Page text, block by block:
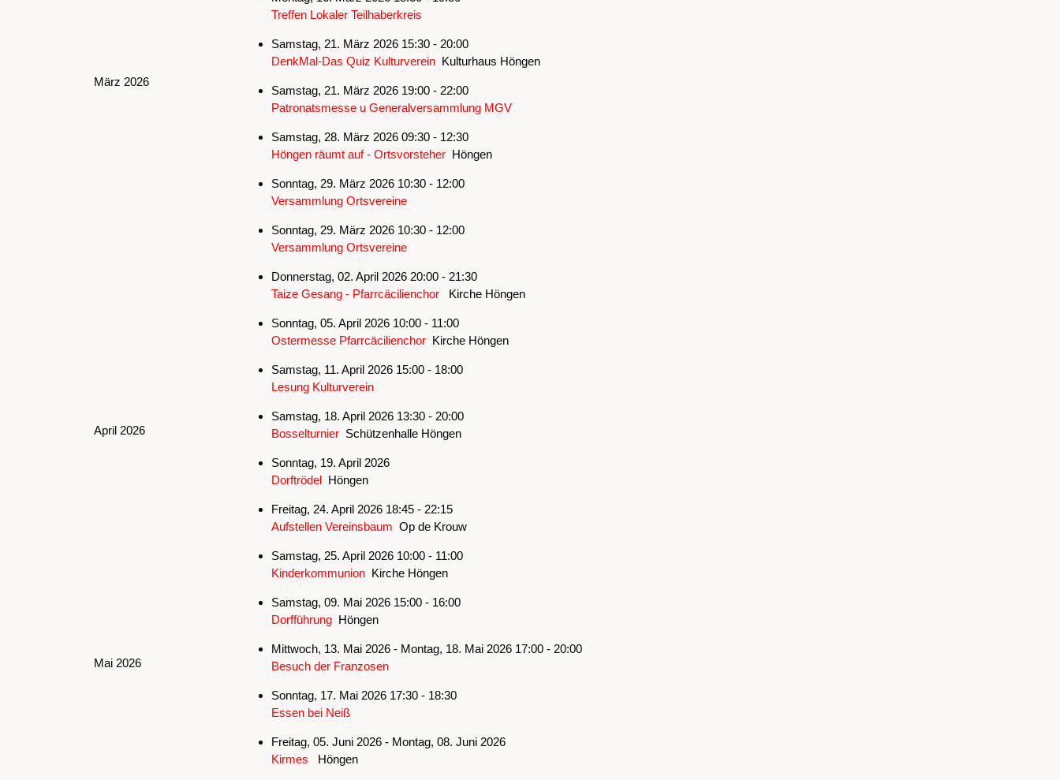
März 2026
Treffen Lokaler Teilhaberkreis
Samstag, 21. März 2026 15:30 - 20:00
DenkMal-Das Quiz KulturvereinKulturhaus Höngen
Samstag, 21. März 2026 19:00 - 22:00
Patronatsmesse u Generalversammlung MGV
Samstag, 28. März 2026 09:30 - 12:30
Höngen räumt auf - OrtsvorsteherHöngen
Sonntag, 29. März 2026 10:30 - 12:00
Versammlung Ortsvereine
Sonntag, 29. März 2026 10:30 - 12:00
Versammlung Ortsvereine
April 2026
Donnerstag, 02. April 2026 20:00 - 21:30
Taize Gesang - Pfarrcäcilienchor
Kirche Höngen
Sonntag, 05. April 2026 10:00 - 11:00
Ostermesse PfarrcäcilienchorKirche Höngen
Samstag, 11. April 2026 15:00 - 18:00
Lesung Kulturverein
Samstag, 18. April 2026 13:30 - 20:00
BosselturnierSchützenhalle Höngen
Sonntag, 19. April 2026
DorftrödelHöngen
Freitag, 24. April 2026 18:45 - 22:15
Aufstellen Vereinsbaum Op de Krouw
Samstag, 25. April 2026 10:00 - 11:00
KinderkommunionKirche Höngen
Mai 2026
Samstag, 09. Mai 2026 15:00 - 16:00
DorfführungHöngen
Mittwoch, 13. Mai 2026 - Montag, 18. Mai 2026 17:00 - 20:00
Besuch der Franzosen
Sonntag, 17. Mai 2026 17:30 - 18:30
Essen bei Neiß
Freitag, 05. Juni 2026 - Montag, 08. Juni 2026
Kirmes
Höngen